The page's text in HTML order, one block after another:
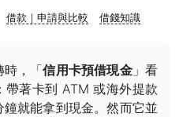
借款｜申請與比較 借錢知識
時，「信用卡預借現金」看
帶著卡到 ATM 或海外提款
就能拿到現金。然而它並